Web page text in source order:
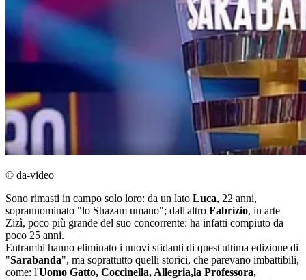
© da-video
Sono rimasti in campo solo loro: da un lato Luca, 22 anni,
soprannominato "lo Shazam umano"; dall'altro Fabrizio, in arte
Zizì, poco più grande del suo concorrente: ha infatti compiuto da
poco 25 anni.
Entrambi hanno eliminato i nuovi sfidanti di quest'ultima edizione di
"Sarabanda", ma soprattutto quelli storici, che parevano imbattibili,
come: l'Uomo Gatto, Coccinella, Allegria,la Professora,